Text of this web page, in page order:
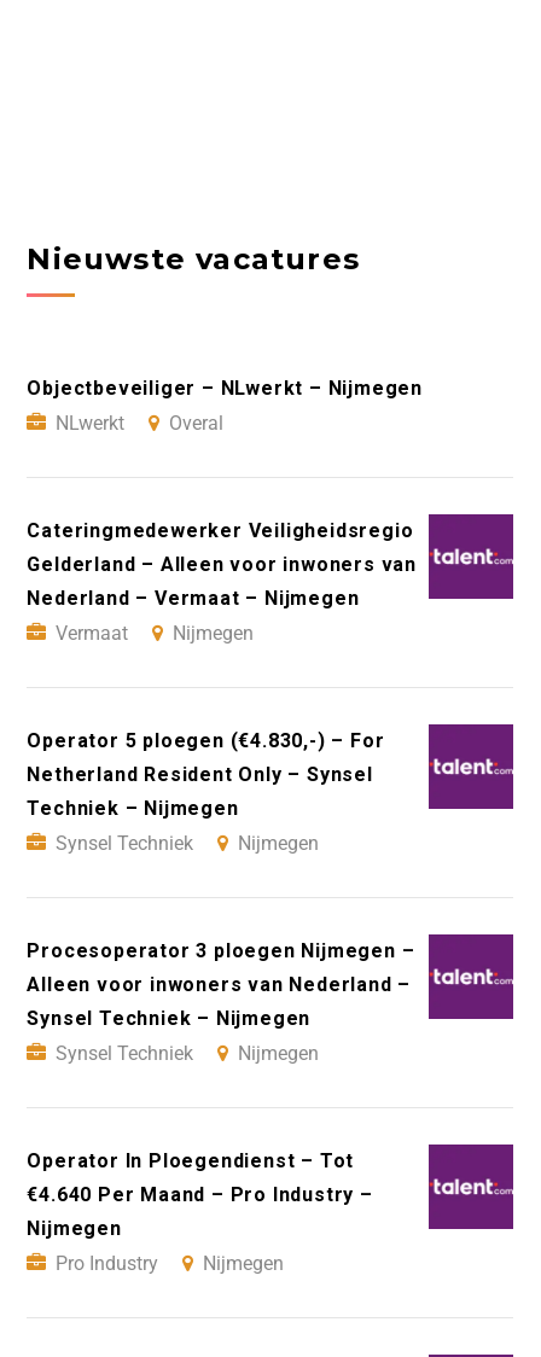
Nieuwste vacatures
Objectbeveiliger – NLwerkt – Nijmegen
NLwerkt
Overal
Cateringmedewerker Veiligheidsregio
Gelderland – Alleen voor inwoners van
Nederland – Vermaat – Nijmegen
Vermaat
Nijmegen
Operator 5 ploegen (€4.830,-) – For
Netherland Resident Only – Synsel
Techniek – Nijmegen
Synsel Techniek
Nijmegen
Procesoperator 3 ploegen Nijmegen –
Alleen voor inwoners van Nederland –
Synsel Techniek – Nijmegen
Synsel Techniek
Nijmegen
Operator In Ploegendienst – Tot
€4.640 Per Maand – Pro Industry –
Nijmegen
Pro Industry
Nijmegen